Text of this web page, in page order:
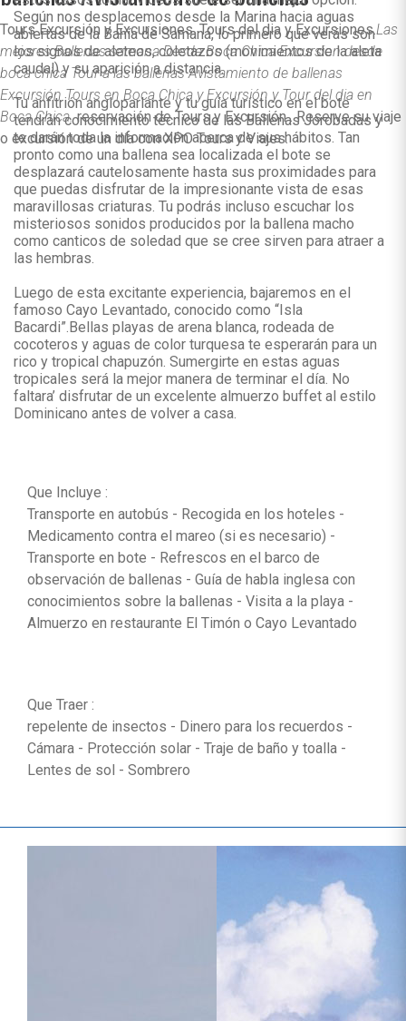
Tours Excursión y Excursiones. Tours del dia y Excursiones.Las
mejores Ballenas samana Desde Boca Chica Excursion desde
boca chica Tour a las ballenas Avistamiento de ballenas
Excursión Tours en Boca Chica y Excursión y Tour del dia en
Boca Chica.reservación de Tours y Excursión . Reserve su viaje
o excursión de un día con XPO Tours y Viajes.
Según nos desplacemos desde la Marina hacia aguas
abiertas de la Bahía de Samaná, lo primero que verás son
los signos de aleteos, coletazos (movimientos de la aleta
caudal) y su aparición a distancia.
Tu anfitrión angloparlante y tu guía turístico en el bote
tendrán conocimiento técnico de las Ballenas Jorobadas y
te darán toda la información acerca de sus hábitos. Tan
pronto como una ballena sea localizada el bote se
desplazará cautelosamente hasta sus proximidades para
que puedas disfrutar de la impresionante vista de esas
maravillosas criaturas. Tu podrás incluso escuchar los
misteriosos sonidos producidos por la ballena macho
como canticos de soledad que se cree sirven para atraer a
las hembras.
Luego de esta excitante experiencia, bajaremos en el
famoso Cayo Levantado, conocido como “Isla
Bacardi”.Bellas playas de arena blanca, rodeada de
cocoteros y aguas de color turquesa te esperarán para un
rico y tropical chapuzón. Sumergirte en estas aguas
tropicales será la mejor manera de terminar el día. No
faltara’ disfrutar de un excelente almuerzo buffet al estilo
Dominicano antes de volver a casa.
Que Incluye :
Transporte en autobús - Recogida en los hoteles -
Medicamento contra el mareo (si es necesario) -
Transporte en bote - Refrescos en el barco de
observación de ballenas - Guía de habla inglesa con
conocimientos sobre la ballenas - Visita a la playa -
Almuerzo en restaurante El Timón o Cayo Levantado
Que Traer :
repelente de insectos - Dinero para los recuerdos -
Cámara - Protección solar - Traje de baño y toalla -
Lentes de sol - Sombrero